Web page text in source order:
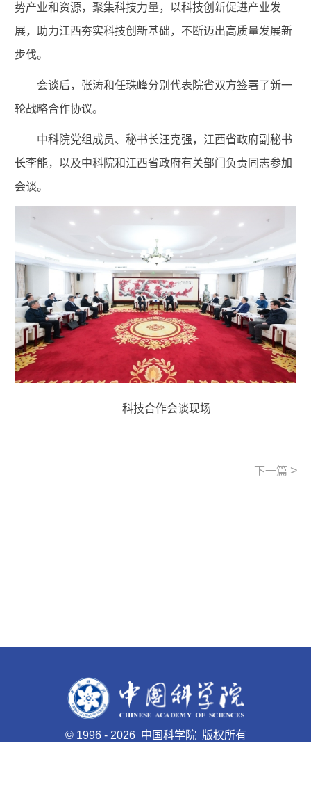
势产业和资源，聚集科技力量，以科技创新促进产业发
展，助力江西夯实科技创新基础，不断迈出高质量发展新
步伐。
会谈后，张涛和任珠峰分别代表院省双方签署了新一
轮战略合作协议。
中科院党组成员、秘书长汪克强，江西省政府副秘书
长李能，以及中科院和江西省政府有关部门负责同志参加
会谈。
科技合作会谈现场
下一篇 >
© 1996 - 2026 中国科学院 版权所有